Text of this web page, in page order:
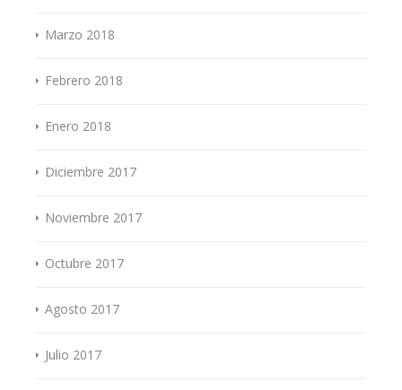
Marzo 2018
Febrero 2018
Enero 2018
Diciembre 2017
Noviembre 2017
Octubre 2017
Agosto 2017
Julio 2017